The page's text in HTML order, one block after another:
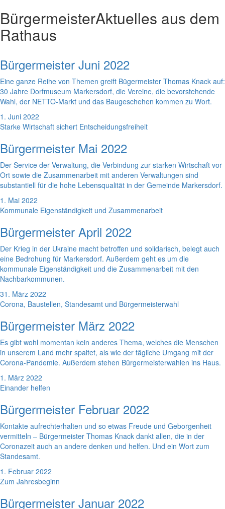
BürgermeisterAktuelles aus dem
Rathaus
Bürgermeister Juni 2022
Eine ganze Reihe von Themen greift Bügermeister Thomas Knack auf:
30 Jahre Dorfmuseum Markersdorf, die Vereine, die bevorstehende
Wahl, der NETTO-Markt und das Baugeschehen kommen zu Wort.
1. Juni 2022
Starke Wirtschaft sichert Entscheidungsfreiheit
Bürgermeister Mai 2022
Der Service der Verwaltung, die Verbindung zur starken Wirtschaft vor
Ort sowie die Zusammenarbeit mit anderen Verwaltungen sind
substantiell für die hohe Lebensqualität in der Gemeinde Markersdorf.
1. Mai 2022
Kommunale Eigenständigkeit und Zusammenarbeit
Bürgermeister April 2022
Der Krieg in der Ukraine macht betroffen und solidarisch, belegt auch
eine Bedrohung für Markersdorf. Außerdem geht es um die
kommunale Eigenständigkeit und die Zusammenarbeit mit den
Nachbarkommunen.
31. März 2022
Corona, Baustellen, Standesamt und Bürgermeisterwahl
Bürgermeister März 2022
Es gibt wohl momentan kein anderes Thema, welches die Menschen
in unserem Land mehr spaltet, als wie der tägliche Umgang mit der
Corona-Pandemie. Außerdem stehen Bürgermeisterwahlen ins Haus.
1. März 2022
Einander helfen
Bürgermeister Februar 2022
Kontakte aufrechterhalten und so etwas Freude und Geborgenheit
vermitteln – Bürgermeister Thomas Knack dankt allen, die in der
Coronazeit auch an andere denken und helfen. Und ein Wort zum
Standesamt.
1. Februar 2022
Zum Jahresbeginn
Bürgermeister Januar 2022